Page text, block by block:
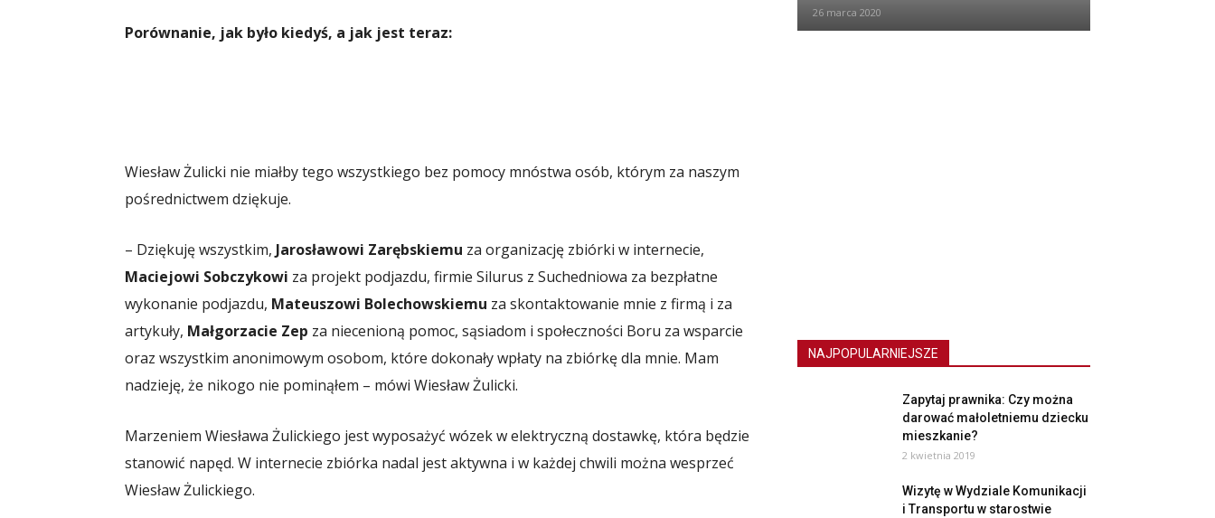
Porównanie, jak było kiedyś, a jak jest teraz:
Wiesław Żulicki nie miałby tego wszystkiego bez pomocy mnóstwa osób, którym za naszym
pośrednictwem dziękuje.
– Dziękuję wszystkim, Jarosławowi Zarębskiemu za organizację zbiórki w internecie,
Maciejowi Sobczykowi za projekt podjazdu, firmie Silurus z Suchedniowa za bezpłatne
wykonanie podjazdu, Mateuszowi Bolechowskiemu za skontaktowanie mnie z firmą i za
artykuły, Małgorzacie Zep za niecenioną pomoc, sąsiadom i społeczności Boru za wsparcie
oraz wszystkim anonimowym osobom, które dokonały wpłaty na zbiórkę dla mnie. Mam
nadzieję, że nikogo nie pominąłem – mówi Wiesław Żulicki.
Marzeniem Wiesława Żulickiego jest wyposażyć wózek w elektryczną dostawkę, która będzie
stanowić napęd. W internecie zbiórka nadal jest aktywna i w każdej chwili można wesprzeć
Wiesław Żulickiego.
26 marca 2020
NAJPOPULARNIEJSZE
Zapytaj prawnika: Czy można
darować małoletniemu dziecku
mieszkanie?
2 kwietnia 2019
Wizytę w Wydziale Komunikacji
i Transportu w starostwie